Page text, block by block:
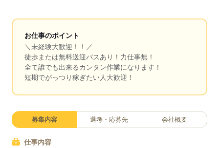
お仕事のポイント
＼未経験大歓迎！！／
徒歩または無料送迎バスあり！力仕事無！
全て誰でも出来るカンタン作業になります！
短期でがっつり稼ぎたい人大歓迎！
募集内容 選考・応募先 会社概要
仕事内容